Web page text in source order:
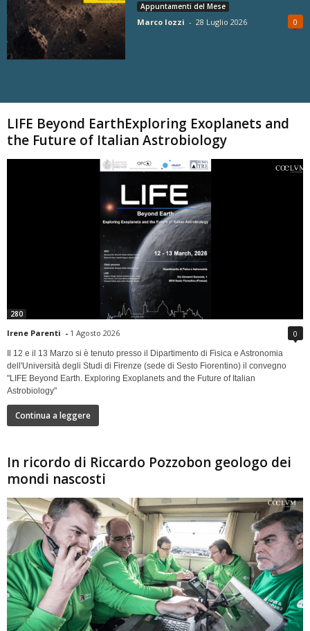
Appuntamenti del Mese
Marco Iozzi - 28 Luglio 2026 0
LIFE Beyond EarthExploring Exoplanets and
the Future of Italian Astrobiology
280
Irene Parenti - 1 Agosto 2026 0
Il 12 e il 13 Marzo si è tenuto presso il Dipartimento di Fisica e Astronomia
dell'Università degli Studi di Firenze (sede di Sesto Fiorentino) il convegno
"LIFE Beyond Earth. Exploring Exoplanets and the Future of Italian
Astrobiology"
Continua a leggere
In ricordo di Riccardo Pozzobon geologo dei
mondi nascosti